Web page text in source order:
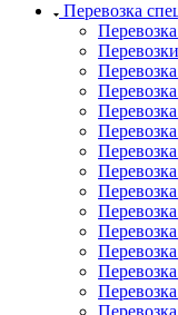
Перевозка